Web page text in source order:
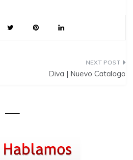
Diva | Nuevo Catalogo